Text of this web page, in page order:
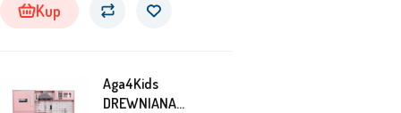
Kup
Aga4Kids
DREWNIANA